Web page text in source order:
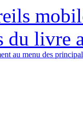
du livre
au menu des